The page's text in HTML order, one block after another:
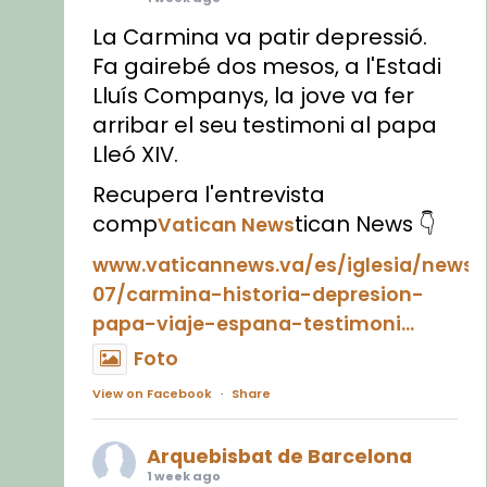
La Carmina va patir depressió.
Fa gairebé dos mesos, a l'Estadi
Lluís Companys, la jove va fer
arribar el seu testimoni al papa
Lleó XIV.
Recupera l'entrevista
compVatican Newstican News 👇
www.vaticannews.va/es/iglesia/news/
07/carmina-historia-depresion-
papa-viaje-espana-testimoni...
Foto
View on Facebook · Share
Arquebisbat de Barcelona
1 week ago